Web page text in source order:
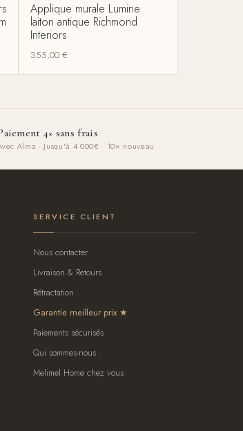
Applique murale Lumine
laiton antique Richmond
Interiors
355,00 €
4× sans frais
Alma · Jusqu'à 4 000€ · 10× nouveau
SERVICE CLIENT
Nous contacter
Livraison & Retours
Rétractation
Garantie meilleur prix
Paiements sécurisés
Qui sommes-nous
Melimel Home chez vous